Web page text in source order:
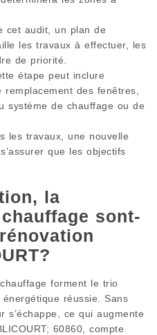
cet audit, un plan de
les travaux à effectuer, les
de priorité.
étape peut inclure
des fenêtres,
système de chauffage ou de
les travaux, une nouvelle
que les objectifs
la
sont-
forment le trio
réussie. Sans
s’échappe, ce qui augmente
60860, compte